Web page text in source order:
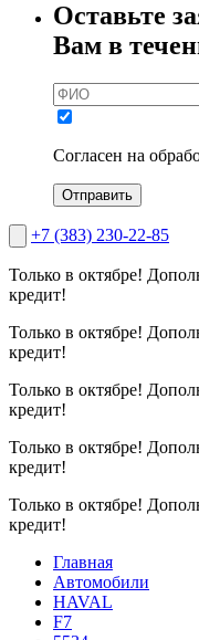
Оставьте
Вам в
Согласен на
Отправить
+7 (383) 230-22-85
Только в октябре!
кредит!
Только в октябре!
кредит!
Только в октябре!
кредит!
Только в октябре!
кредит!
Только в октябре!
кредит!
Главная
Автомобили
HAVAL
F7